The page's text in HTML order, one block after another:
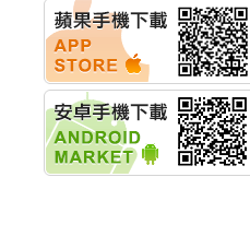
華旭先進:代重要子公司
碩通散熱股份有限公司
公告董事會通過發言人
及代理發
華旭先進:代重要子公司
碩通散熱股份有限公司
公告董事會決議發行員
工認股權
華旭先進:代重要子公司